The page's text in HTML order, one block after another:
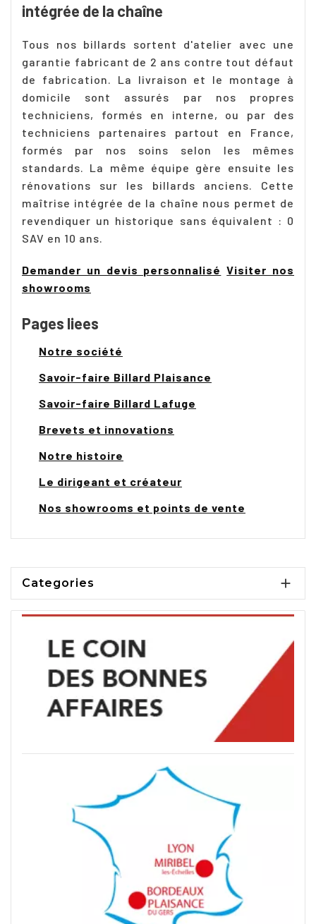
intégrée de la chaîne
Tous nos billards sortent d'atelier avec une
garantie fabricant de 2 ans contre tout défaut
de fabrication. La livraison et le montage à
domicile sont assurés par nos propres
techniciens, formés en interne, ou par des
techniciens partenaires partout en France,
formés par nos soins selon les mêmes
standards. La même équipe gère ensuite les
rénovations sur les billards anciens. Cette
maîtrise intégrée de la chaîne nous permet de
revendiquer un historique sans équivalent : 0
SAV en 10 ans.
Demander un devis personnalisé Visiter nos
showrooms
Pages liees
Notre société
Savoir-faire Billard Plaisance
Savoir-faire Billard Lafuge
Brevets et innovations
Notre histoire
Le dirigeant et créateur
Nos showrooms et points de vente
Categories 